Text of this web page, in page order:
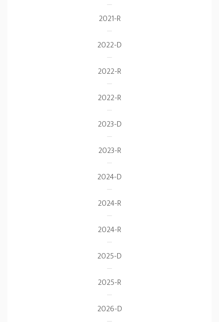
2021-R
2022-D
2022-R
2022-R
2023-D
2023-R
2024-D
2024-R
2024-R
2025-D
2025-R
2026-D